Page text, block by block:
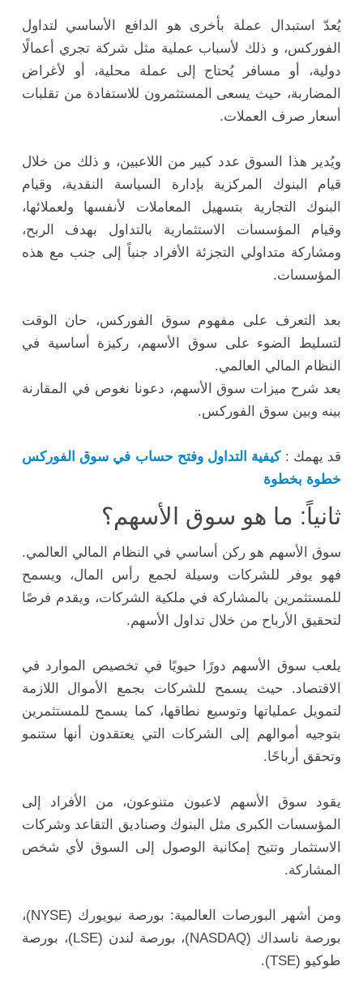
يُعدّ استبدال عملة بأخرى هو الدافع الأساسي لتداول
الفوركس، و ذلك لأسباب عملية مثل شركة تجري أعمالًا
دولية، أو مسافر يُحتاج إلى عملة محلية، أو لأغراض
المضاربة، حيث يسعى المستثمرون للاستفادة من تقلبات
أسعار صرف العملات.
ويُدير هذا السوق عدد كبير من اللاعبين، و ذلك من خلال
قيام البنوك المركزية بإدارة السياسة النقدية، وقيام
البنوك التجارية بتسهيل المعاملات لأنفسها ولعملائها،
وقيام المؤسسات الاستثمارية بالتداول بهدف الربح،
ومشاركة متداولي التجزئة الأفراد جنباً إلى جنب مع هذه
المؤسسات.
بعد التعرف على مفهوم سوق الفوركس، حان الوقت
لتسليط الضوء على سوق الأسهم، ركيزة أساسية في
النظام المالي العالمي.
بعد شرح ميزات سوق الأسهم، دعونا نغوص في المقارنة
بينه وبين سوق الفوركس.
قد يهمك :كيفية التداول وفتح حساب في سوق الفوركس
خطوة بخطوة
ثانياً: ما هو سوق الأسهم؟
سوق الأسهم هو ركن أساسي في النظام المالي العالمي.
فهو يوفر للشركات وسيلة لجمع رأس المال، ويسمح
للمستثمرين بالمشاركة في ملكية الشركات، ويقدم فرصًا
لتحقيق الأرباح من خلال تداول الأسهم.
يلعب سوق الأسهم دورًا حيويًا في تخصيص الموارد في
الاقتصاد. حيث يسمح للشركات بجمع الأموال اللازمة
لتمويل عملياتها وتوسيع نطاقها، كما يسمح للمستثمرين
بتوجيه أموالهم إلى الشركات التي يعتقدون أنها ستنمو
وتحقق أرباحًا.
يقود سوق الأسهم لاعبون متنوعون، من الأفراد إلى
المؤسسات الكبرى مثل البنوك وصناديق التقاعد وشركات
الاستثمار وتتيح إمكانية الوصول إلى السوق لأي شخص
المشاركة.
ومن أشهر البورصات العالمية: بورصة نيويورك (NYSE)،
بورصة ناسداك (NASDAQ)، بورصة لندن (LSE)، بورصة
طوكيو (TSE).